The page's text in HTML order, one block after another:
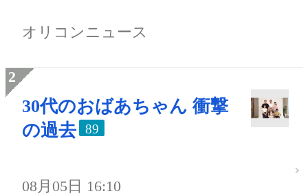
オリコンニュース
30代のおばあちゃん 衝撃
の過去
89
08月05日 16:10